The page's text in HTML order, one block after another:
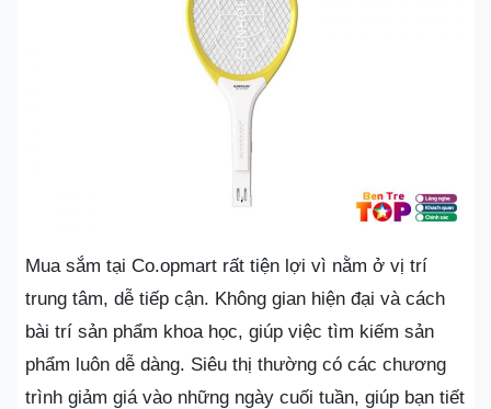
Mua sắm tại Co.opmart rất tiện lợi vì nằm ở vị trí
trung tâm, dễ tiếp cận. Không gian hiện đại và cách
bài trí sản phẩm khoa học, giúp việc tìm kiếm sản
phẩm luôn dễ dàng. Siêu thị thường có các chương
trình giảm giá vào những ngày cuối tuần, giúp bạn tiết